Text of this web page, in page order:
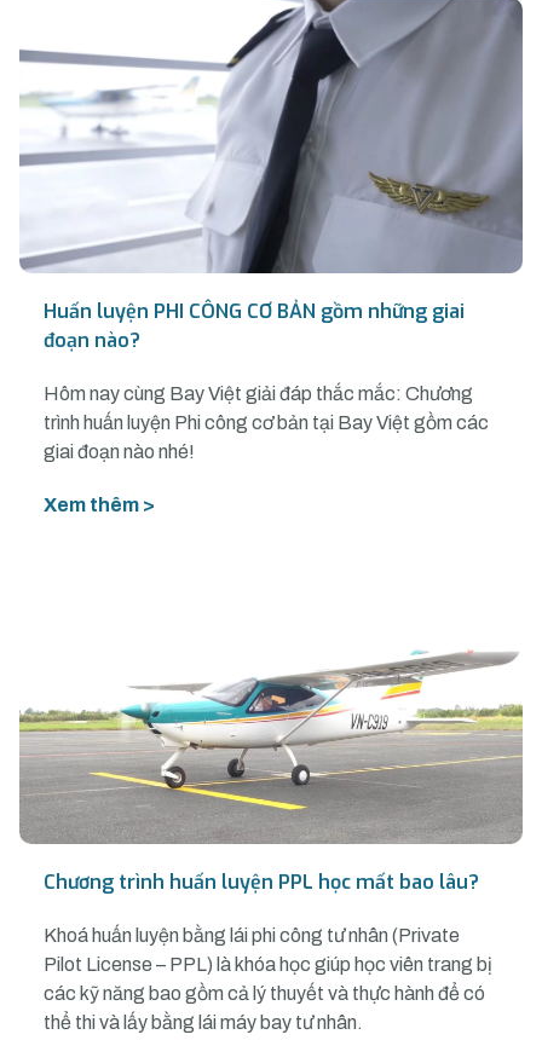
Huấn luyện PHI CÔNG CƠ BẢN gồm những giai
đoạn nào?
Hôm nay cùng Bay Việt giải đáp thắc mắc: Chương
trình huấn luyện Phi công cơ bản tại Bay Việt gồm các
giai đoạn nào nhé!
Xem thêm >
Chương trình huấn luyện PPL học mất bao lâu?
Khoá huấn luyện bằng lái phi công tư nhân (Private
Pilot License – PPL) là khóa học giúp học viên trang bị
các kỹ năng bao gồm cả lý thuyết và thực hành để có
thể thi và lấy bằng lái máy bay tư nhân.